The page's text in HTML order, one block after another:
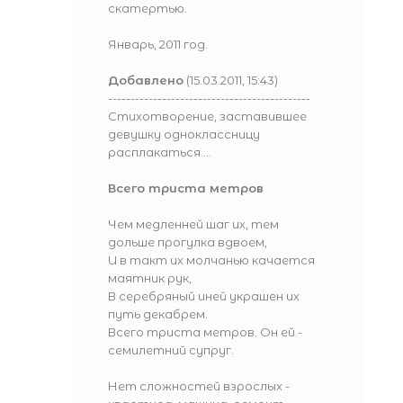
скатертью.
Январь, 2011 год.
Добавлено (15.03.2011, 15:43)
---------------------------------------------
Стихотворение, заставившее
девушку одноклассницу
расплакаться....
Всего триста метров
Чем медленней шаг их, тем
дольше прогулка вдвоем,
И в такт их молчанью качается
маятник рук,
В серебряный иней украшен их
путь декабрем.
Всего триста метров. Он ей -
семилетний супруг.
Нет сложностей взрослых -